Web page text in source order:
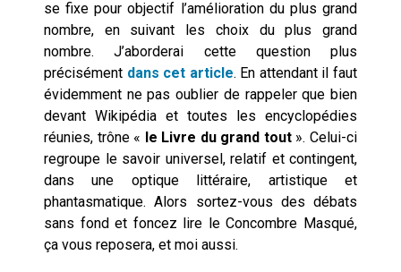
se fixe pour objectif l’amélioration du plus grand
nombre, en suivant les choix du plus grand
nombre. J’aborderai cette question plus
précisément dans cet article. En attendant il faut
évidemment ne pas oublier de rappeler que bien
devant Wikipédia et toutes les encyclopédies
réunies, trône « le Livre du grand tout». Celui-ci
regroupe le savoir universel, relatif et contingent,
dans une optique littéraire, artistique et
phantasmatique. Alors sortez-vous des débats
sans fond et foncez lire le Concombre Masqué,
ça vous reposera, et moi aussi.